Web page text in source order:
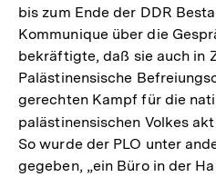
bis zum Ende der DDR
Kommunique über die
bekräftigte, daß sie auch in
Palästinensische
gerechten Kampf für die
palästinensischen Volkes
So wurde der PLO unter
gegeben, „ein Büro in der